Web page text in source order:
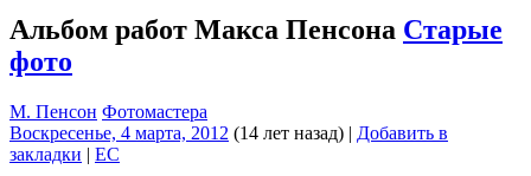
Альбом работ Макса Пенсона Старые
фото
М. Пенсон Фотомастера
Воскресенье, 4 марта, 2012 (14 лет назад) | Добавить в
закладки | EC